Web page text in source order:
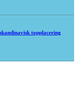
topplacering